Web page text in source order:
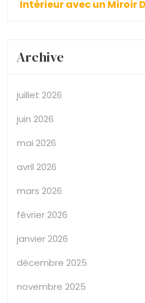
Intérieur avec un Miroir
Archive
juillet 2026
juin 2026
mai 2026
avril 2026
mars 2026
février 2026
janvier 2026
décembre 2025
novembre 2025